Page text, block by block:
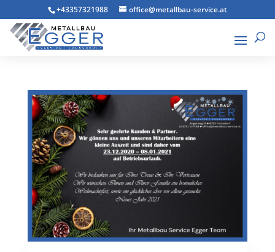
+43357321988 office@metallbau-service.at